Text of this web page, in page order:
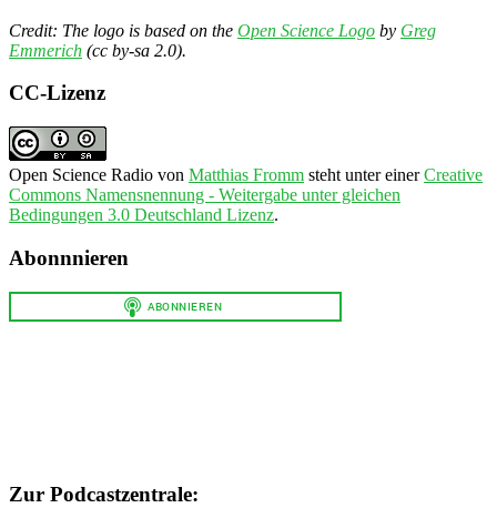
Credit: The logo is based on the Open Science Logo by Greg
Emmerich (cc by-sa 2.0).
CC-Lizenz
Open Science Radio von Matthias Fromm steht unter einerCreative
Commons Namensnennung - Weitergabe unter gleichen
Bedingungen 3.0 Deutschland Lizenz.
Abonnnieren
Zur Podcastzentrale: